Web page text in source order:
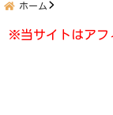
ホーム
※当サイトはアフ